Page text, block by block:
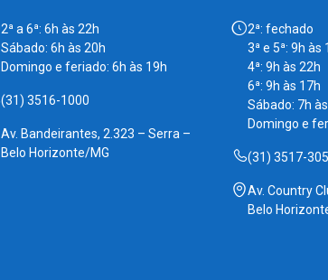
2ª a 6ª: 6h às 22h
Sábado: 6h às 20h
Domingo e feriado: 6h às 19h
(31) 3516-1000
Av. Bandeirantes, 2.323 – Serra –
Belo Horizonte/MG
2ª: fechado
3ª e 5ª: 9h às
4ª: 9h às 22h
6ª: 9h às 17h
Sábado: 7h
Domingo e
(31) 3517-
Av. Country
Belo